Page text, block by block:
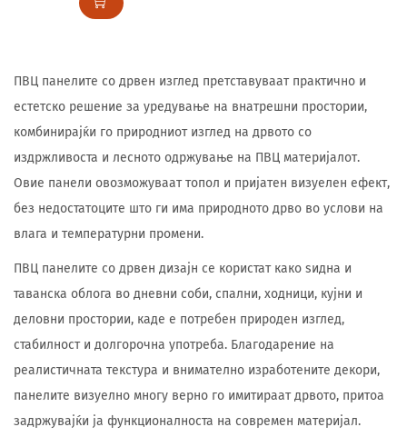
ПВЦ панелите со дрвен изглед претставуваат практично и
естетско решение за уредување на внатрешни простории,
комбинирајќи го природниот изглед на дрвото со
издржливоста и лесното одржување на ПВЦ материјалот.
Овие панели овозможуваат топол и пријатен визуелен ефект,
без недостатоците што ги има природното дрво во услови на
влага и температурни промени.
ПВЦ панелите со дрвен дизајн се користат како ѕидна и
таванска облога во дневни соби, спални, ходници, кујни и
деловни простории, каде е потребен природен изглед,
стабилност и долгорочна употреба. Благодарение на
реалистичната текстура и внимателно изработените декори,
панелите визуелно многу верно го имитираат дрвото, притоа
задржувајќи ја функционалноста на современ материјал.